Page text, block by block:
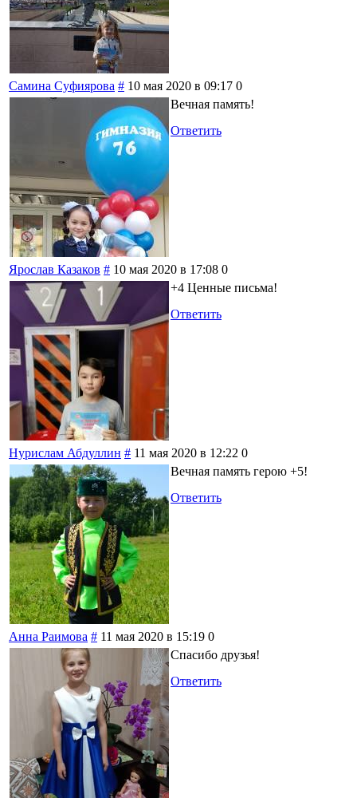
Самина Суфиярова # 10 мая 2020 в 09:17 0
Вечная память!
Ответить
Ярослав Казаков # 10 мая 2020 в 17:08 0
+4 Ценные письма!
Ответить
Нурислам Абдуллин # 11 мая 2020 в 12:22 0
Вечная память герою +5!
Ответить
Анна Раимова # 11 мая 2020 в 15:19 0
Спасибо друзья!
Ответить